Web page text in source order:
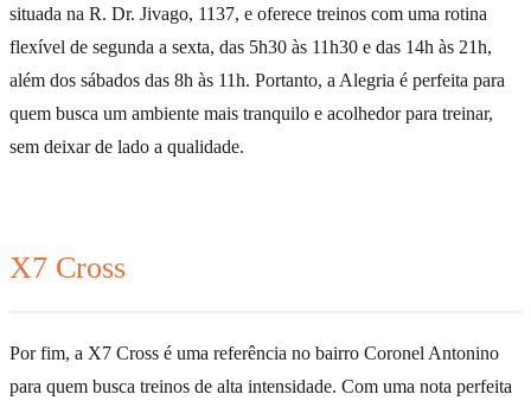
situada na R. Dr. Jivago, 1137, e oferece treinos com uma rotina
flexível de segunda a sexta, das 5h30 às 11h30 e das 14h às 21h,
além dos sábados das 8h às 11h. Portanto, a Alegria é perfeita para
quem busca um ambiente mais tranquilo e acolhedor para treinar,
sem deixar de lado a qualidade.
X7 Cross
Por fim, a X7 Cross é uma referência no bairro Coronel Antonino
para quem busca treinos de alta intensidade. Com uma nota perfeita